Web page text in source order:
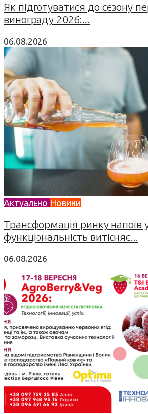
Як підготуватися до сезону
винограду 2026:...
06.08.2026
Актуально Новини
Трансформація ринку напоїв
функціональність витісняє...
06.08.2026